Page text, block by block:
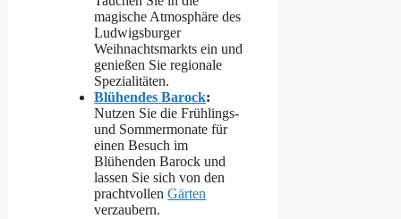
magische Atmosphäre des
Ludwigsburger
Weihnachtsmarkts ein und
genießen Sie regionale
Spezialitäten.
Blühendes Barock:
Nutzen Sie die Frühlings-
und Sommermonate für
einen Besuch im
Blühenden Barock und
lassen Sie sich von den
prachtvollenGärten
verzaubern.